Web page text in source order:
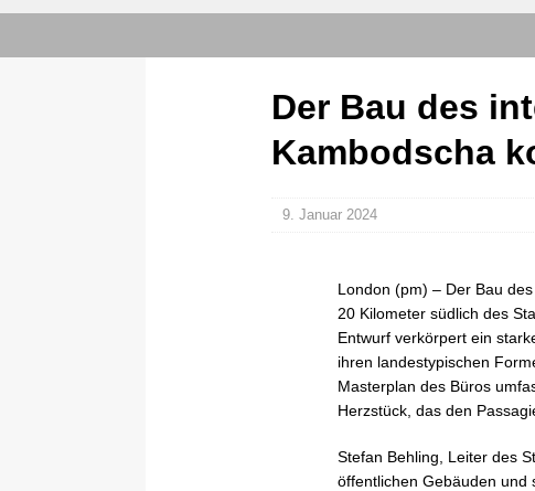
Der Bau des
Kambodscha
9. Januar 2024
London (pm) – Der Bau
20 Kilometer südlich des
Entwurf verkörpert ein
ihren landestypischen
Masterplan des Büros
Herzstück, das den
Stefan Behling, Leiter des
öffentlichen Gebäuden und